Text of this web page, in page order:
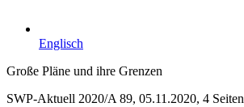
Englisch
Große Pläne und ihre Grenzen
SWP-Aktuell 2020/A 89, 05.11.2020, 4 Seiten